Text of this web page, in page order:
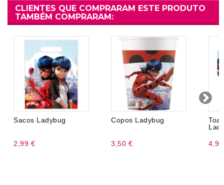
CLIENTES QUE COMPRARAM ESTE PRODUTO
TAMBÉM COMPRARAM:
Sacos Ladybug
2,99 €
Copos Ladybug
3,50 €